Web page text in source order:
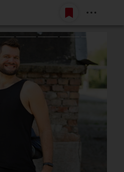
Belépés